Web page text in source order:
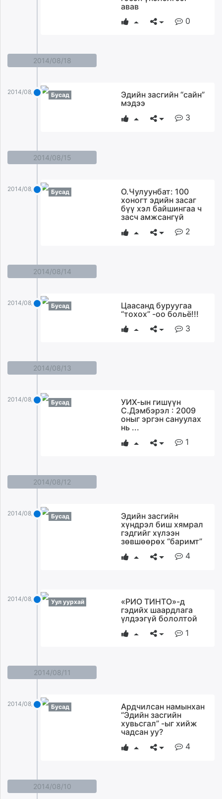
авав
0
2014/08/18
2014/08/18 Бусад
Эдийн засгийн “сайн”
мэдээ
3
2014/08/15
2014/08/15 Бусад
О.Чулуунбат: 100
хоногт эдийн засаг
бүү хэл байшингаа ч
засч амжсангүй
2
2014/08/14
2014/08/14 Бусад
Цаасанд буруугаа
“тохох” -оо больё!!!
3
2014/08/13
2014/08/13 Бусад
УИХ-ын гишүүн
С.Дэмбэрэл : 2009
оныг эргэн сануулах
нь ...
1
2014/08/12
2014/08/12 Бусад
Эдийн засгийн
хүндрэл биш хямрал
гэдгийг хүлээн
зөвшөөрөх “баримт”
4
2014/08/12 Уул уурхай
«РИО ТИНТО»-д
гэдийх шаардлага
үлдээгүй бололтой
1
2014/08/11
2014/08/11 Бусад
Ардчилсан намынхан
“Эдийн засгийн
хувьсгал” -ыг хийж
чадсан уу?
4
2014/08/10